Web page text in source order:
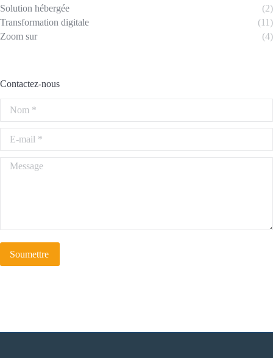
Solution hébergée
(2)
Transformation digitale
(11)
Zoom sur
(4)
Contactez-nous
Message
Soumettre